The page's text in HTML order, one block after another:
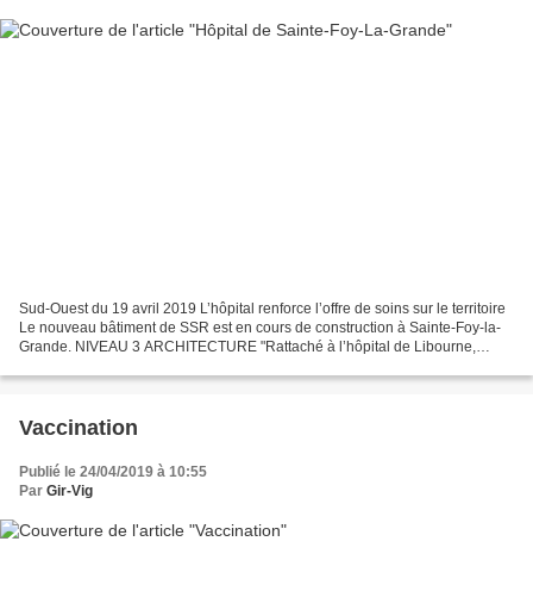
Sud-Ouest du 19 avril 2019 L’hôpital renforce l’offre de soins sur le territoire
Le nouveau bâtiment de SSR est en cours de construction à Sainte-Foy-la-
Grande. NIVEAU 3 ARCHITECTURE "Rattaché à l’hôpital de Libourne,
Vaccination
Publié le 24/04/2019 à 10:55
Par Gir-Vig